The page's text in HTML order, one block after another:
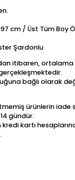
cm / Üst Tüm Boy
Şardonlu
itibaren, ortalama
bağlı olarak
ürünlerin iade
gündür.
kartı